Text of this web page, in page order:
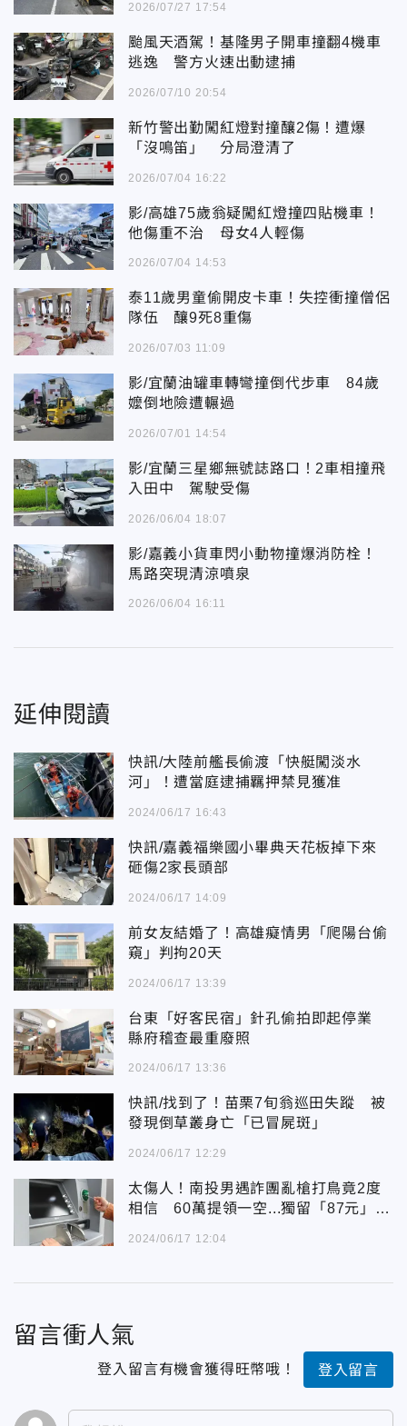
2026/07/27 17:54
颱風天酒駕！基隆男子開車撞翻4機車
逃逸 警方火速出動逮捕
2026/07/10 20:54
新竹警出勤闖紅燈對撞釀2傷！遭爆
「沒鳴笛」 分局澄清了
2026/07/04 16:22
影/高雄75歲翁疑闖紅燈撞四貼機車！
他傷重不治 母女4人輕傷
2026/07/04 14:53
泰11歲男童偷開皮卡車！失控衝撞僧侶
隊伍 釀9死8重傷
2026/07/03 11:09
影/宜蘭油罐車轉彎撞倒代步車 84歲
嬤倒地險遭輾過
2026/07/01 14:54
影/宜蘭三星鄉無號誌路口！2車相撞飛
入田中 駕駛受傷
2026/06/04 18:07
影/嘉義小貨車閃小動物撞爆消防栓！
馬路突現清涼噴泉
2026/06/04 16:11
延伸閱讀
快訊/大陸前艦長偷渡「快艇闖淡水
河」！遭當庭逮捕羈押禁見獲准
2024/06/17 16:43
快訊/嘉義福樂國小畢典天花板掉下來
砸傷2家長頭部
2024/06/17 14:09
前女友結婚了！高雄癡情男「爬陽台偷
窺」判拘20天
2024/06/17 13:39
台東「好客民宿」針孔偷拍即起停業
縣府稽查最重廢照
2024/06/17 13:36
快訊/找到了！苗栗7旬翁巡田失蹤 被
發現倒草叢身亡「已冒屍斑」
2024/06/17 12:29
太傷人！南投男遇詐團亂槍打鳥竟2度
相信 60萬提領一空...獨留「87元」給
2024/06/17 12:04
留言衝人氣
登入留言有機會獲得旺幣哦！ 登入留言